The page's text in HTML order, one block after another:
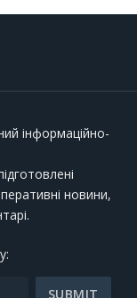
інформаційно-
новини,